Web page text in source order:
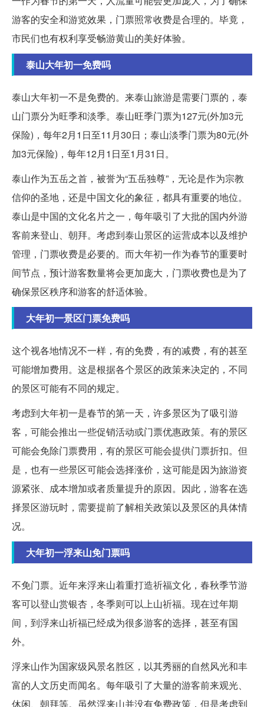
游客的安全和游览效果，门票照常收费是合理的。毕竟，
市民们也有权利享受畅游黄山的美好体验。
泰山大年初一免费吗
泰山大年初一不是免费的。来泰山旅游是需要门票的，泰
山门票分为旺季和淡季。泰山旺季门票为127元(外加3元
保险)，每年2月1日至11月30日；泰山淡季门票为80元(外
加3元保险)，每年12月1日至1月31日。
泰山作为五岳之首，被誉为“五岳独尊”，无论是作为宗教
信仰的圣地，还是中国文化的象征，都具有重要的地位。
泰山是中国的文化名片之一，每年吸引了大批的国内外游
客前来登山、朝拜。考虑到泰山景区的运营成本以及维护
管理，门票收费是必要的。而大年初一作为春节的重要时
间节点，预计游客数量将会更加庞大，门票收费也是为了
确保景区秩序和游客的舒适体验。
大年初一景区门票免费吗
这个视各地情况不一样，有的免费，有的减费，有的甚至
可能增加费用。这是根据各个景区的政策来决定的，不同
的景区可能有不同的规定。
考虑到大年初一是春节的第一天，许多景区为了吸引游
客，可能会推出一些促销活动或门票优惠政策。有的景区
可能会免除门票费用，有的景区可能会提供门票折扣。但
是，也有一些景区可能会选择涨价，这可能是因为旅游资
源紧张、成本增加或者质量提升的原因。因此，游客在选
择景区游玩时，需要提前了解相关政策以及景区的具体情
况。
大年初一浮来山免门票吗
不免门票。近年来浮来山着重打造祈福文化，春秋季节游
客可以登山赏银杏，冬季则可以上山祈福。现在过年期
间，到浮来山祈福已经成为很多游客的选择，甚至有国
外。
浮来山作为国家级风景名胜区，以其秀丽的自然风光和丰
富的人文历史而闻名。每年吸引了大量的游客前来观光、
休闲、朝拜等。虽然浮来山并没有免费政策，但是考虑到